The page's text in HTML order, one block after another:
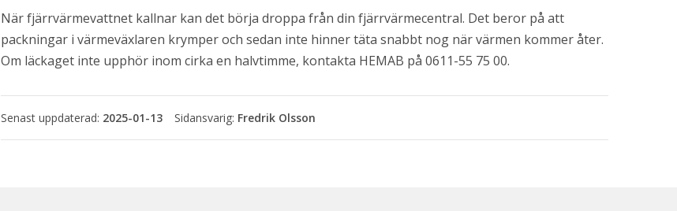
När fjärrvärmevattnet kallnar kan det börja droppa från din fjärrvärmecentral. Det beror på att
packningar i värmeväxlaren krymper och sedan inte hinner täta snabbt nog när värmen kommer åter.
Om läckaget inte upphör inom cirka en halvtimme, kontakta HEMAB på 0611-55 75 00.
Senast uppdaterad: 2025-01-13 Fredrik Olsson